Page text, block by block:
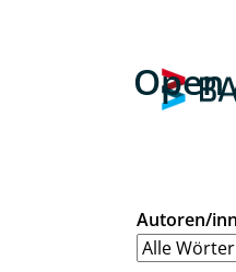
Open
Autoren/